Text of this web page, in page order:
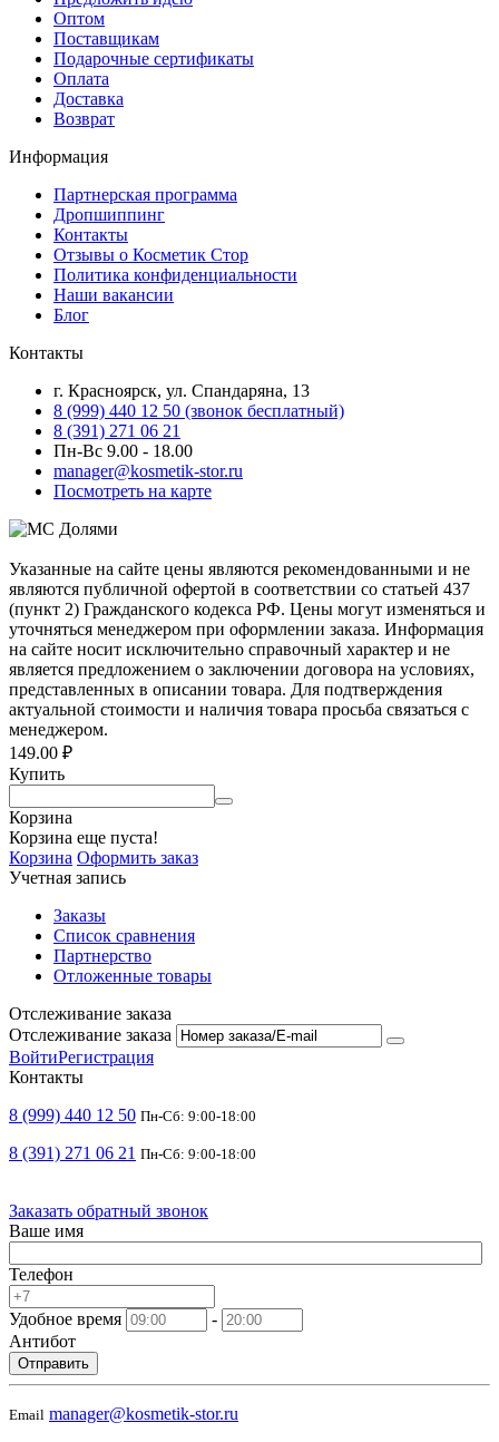
Оптом
Поставщикам
Подарочные сертификаты
Оплата
Доставка
Возврат
Информация
Партнерская программа
Дропшиппинг
Контакты
Отзывы о Косметик Стор
Политика конфиденциальности
Наши вакансии
Блог
Контакты
г. Красноярск, ул. Спандаряна, 13
8 (999) 440 12 50 (звонок бесплатный)
8 (391) 271 06 21
Пн-Вс 9.00 - 18.00
manager@kosmetik-stor.ru
Посмотреть на карте
Указанные на сайте цены являются рекомендованными и не
являются публичной офертой в соответствии со статьей 437
(пункт 2) Гражданского кодекса РФ. Цены могут изменяться и
уточняться менеджером при оформлении заказа. Информация
на сайте носит исключительно справочный характер и не
является предложением о заключении договора на условиях,
представленных в описании товара. Для подтверждения
актуальной стоимости и наличия товара просьба связаться с
менеджером.
149.00 ₽
Купить
Корзина
Корзина еще пуста!
Корзина Оформить заказ
Учетная запись
Заказы
Список сравнения
Партнерство
Отложенные товары
Отслеживание заказа
Отслеживание заказа
ВойтиРегистрация
Контакты
8 (999) 440 12 50 Пн-Сб: 9:00-18:00
8 (391) 271 06 21 Пн-Сб: 9:00-18:00
Заказать обратный звонок
Ваше имя
Телефон
Удобное время
-
Антибот
Отправить
Email manager@kosmetik-stor.ru